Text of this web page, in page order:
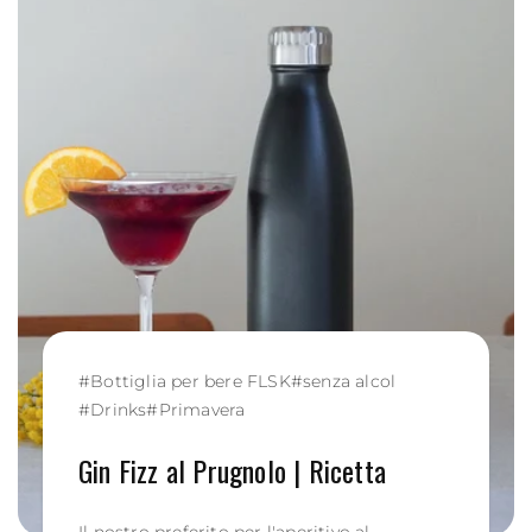
#senza alcol
#Drinks
#Bottiglia per bere FLSK
#Primavera
Gin Fizz al Prugnolo | Ricetta